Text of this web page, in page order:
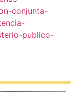
conjunta-
publico-